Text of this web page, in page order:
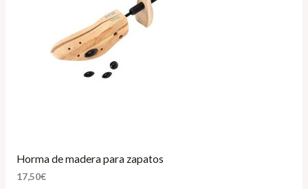
Horma de madera para zapatos
17,50€